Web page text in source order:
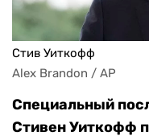
Стив Уиткофф
Alex Brandon / AP
Специальный
Стивен Уиткофф